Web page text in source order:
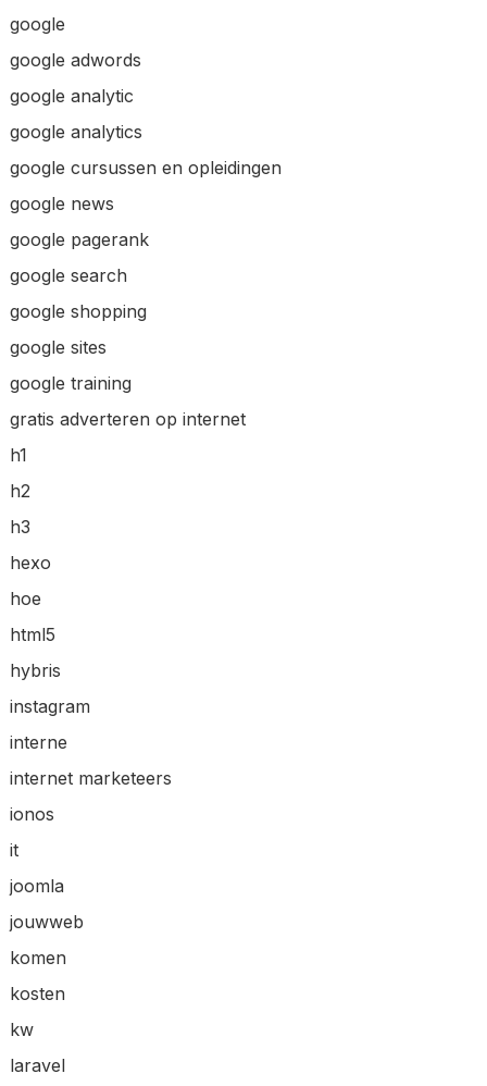
google
google adwords
google analytic
google analytics
google cursussen en opleidingen
google news
google pagerank
google search
google shopping
google sites
google training
gratis adverteren op internet
h1
h2
h3
hexo
hoe
html5
hybris
instagram
interne
internet marketeers
ionos
it
joomla
jouwweb
komen
kosten
kw
laravel